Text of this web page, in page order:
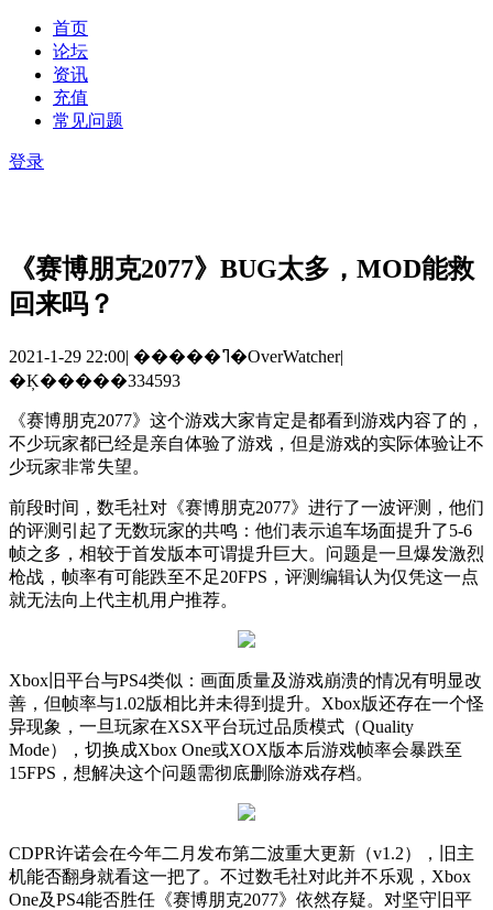
首页
论坛
资讯
充值
常见问题
登录
《赛博朋克2077》BUG太多，MOD能救
回来吗？
2021-1-29 22:00| �����ߣ�OverWatcher|
�Ķ�����334593
《赛博朋克2077》这个游戏大家肯定是都看到游戏内容了的，
不少玩家都已经是亲自体验了游戏，但是游戏的实际体验让不
少玩家非常失望。
前段时间，数毛社对《赛博朋克2077》进行了一波评测，他们
的评测引起了无数玩家的共鸣：他们表示追车场面提升了5-6
帧之多，相较于首发版本可谓提升巨大。问题是一旦爆发激烈
枪战，帧率有可能跌至不足20FPS ，评测编辑认为仅凭这一点
就无法向上代主机用户推荐。
Xbox 旧平台与PS4类似：画面质量及游戏崩溃的情况有明显改
善，但帧率与1.02版相比并未得到提升。 Xbox版还存在一个怪
异现象，一旦玩家在XSX平台玩过品质模式（Quality
Mode），切换成Xbox One或XOX版本后游戏帧率会暴跌至
15FPS ，想解决这个问题需彻底删除游戏存档。
CDPR许诺会在今年二月发布第二波重大更新（v1.2），旧主
机能否翻身就看这一把了。不过数毛社对此并不乐观， Xbox
One及PS4能否胜任《赛博朋克2077》依然存疑。对坚守旧平